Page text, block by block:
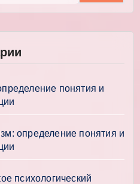
понятия и
определение понятия и
психологический